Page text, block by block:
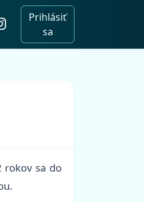
Prihlásiť
sa
rokov sa do